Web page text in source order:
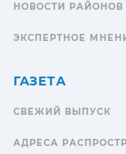
НОВОСТИ РАЙОНОВ
ЭКСПЕРТНОЕ
ГАЗЕТА
СВЕЖИЙ ВЫПУСК
АДРЕСА